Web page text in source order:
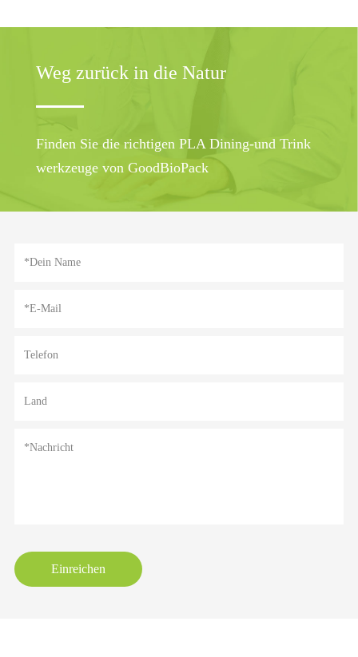
Weg zurück in die Natur
Finden Sie die richtigen PLA Dining-und Trink
werkzeuge von GoodBioPack
Einreichen